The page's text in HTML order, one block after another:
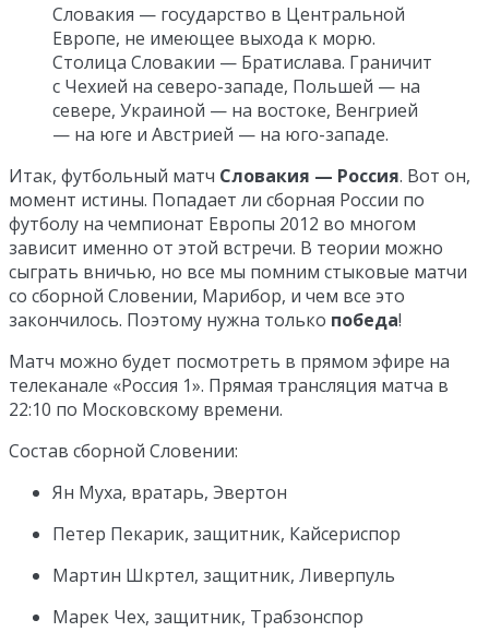
Словакия — государство в Центральной
Европе, не имеющее выхода к морю.
Столица Словакии — Братислава. Граничит
с Чехией на северо-западе, Польшей — на
севере, Украиной — на востоке, Венгрией
— на юге и Австрией — на юго-западе.
Итак, футбольный матч Словакия — Россия. Вот он,
момент истины. Попадает ли сборная России по
футболу на чемпионат Европы 2012 во многом
зависит именно от этой встречи. В теории можно
сыграть вничью, но все мы помним стыковые матчи
со сборной Словении, Марибор, и чем все это
закончилось. Поэтому нужна только победа!
Матч можно будет посмотреть в прямом эфире на
телеканале «Россия 1». Прямая трансляция матча в
22:10 по Московскому времени.
Состав сборной Словении:
Ян Муха, вратарь, Эвертон
Петер Пекарик, защитник, Кайсериспор
Мартин Шкртел, защитник, Ливерпуль
Марек Чех, защитник, Трабзонспор